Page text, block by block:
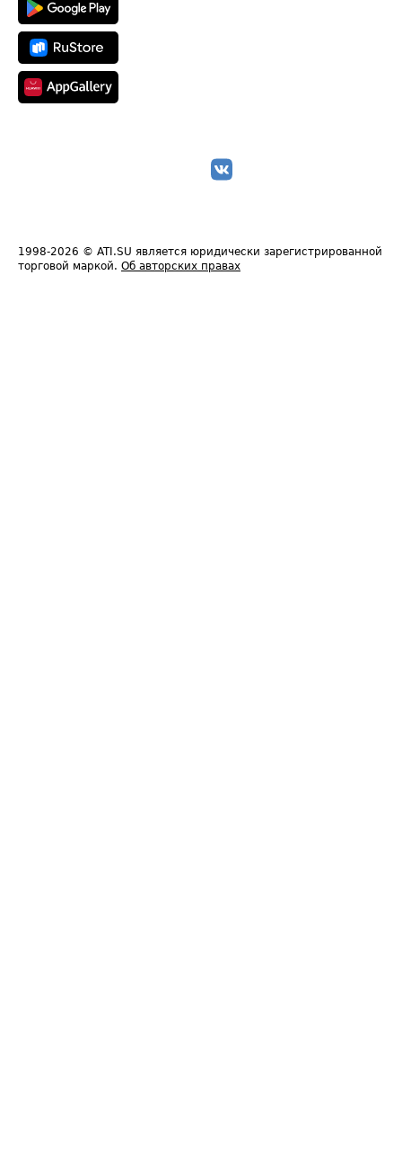
1998-2026 © ATI.SU является юридически зарегистрированной
торговой маркой. Об авторских правах